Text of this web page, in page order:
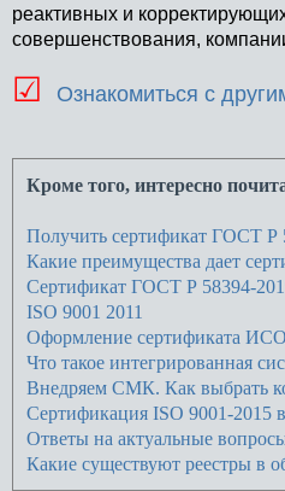
реактивных и
совершенствования,
☑ Ознакомиться с
Кроме того, интересно
Получить сертификат ГОСТ Р
Какие преимущества дает
Сертификат ГОСТ Р 58394-
ISO 9001 2011
Оформление сертификата
Что такое интегрированная
Внедряем СМК. Как выбрать
Сертификация ISO 9001-2015
Ответы на актуальные
Какие существуют реестры в